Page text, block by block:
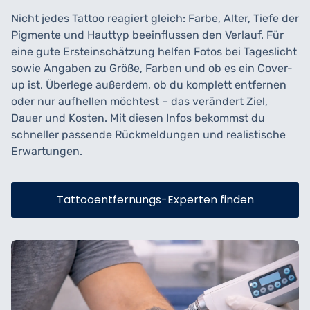
Nicht jedes Tattoo reagiert gleich: Farbe, Alter, Tiefe der
Pigmente und Hauttyp beeinflussen den Verlauf. Für
eine gute Ersteinschätzung helfen Fotos bei Tageslicht
sowie Angaben zu Größe, Farben und ob es ein Cover-
up ist. Überlege außerdem, ob du komplett entfernen
oder nur aufhellen möchtest – das verändert Ziel,
Dauer und Kosten. Mit diesen Infos bekommst du
schneller passende Rückmeldungen und realistische
Erwartungen.
Tattooentfernungs-Experten finden